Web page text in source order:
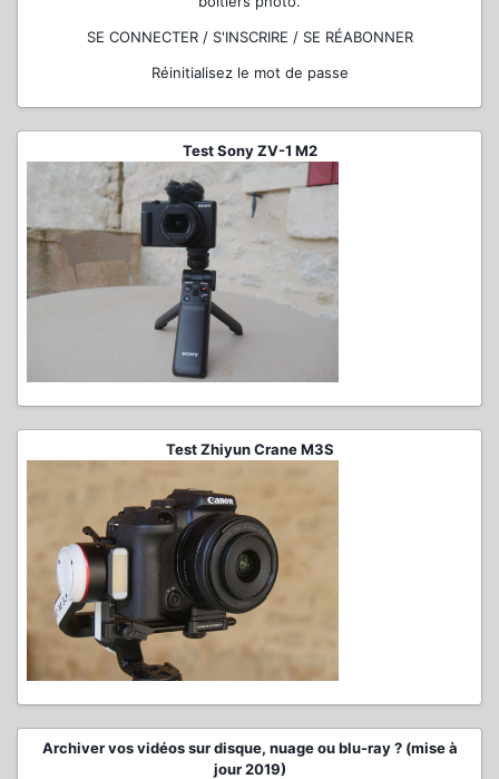
SE CONNECTER / S'INSCRIRE / SE RÉABONNER
Réinitialisez le mot de passe
Test Sony ZV-1 M2
Test Zhiyun Crane M3S
Archiver vos vidéos sur disque, nuage ou blu-ray ? (mise à
jour 2019)